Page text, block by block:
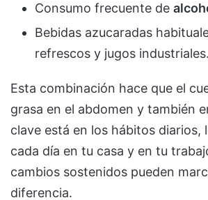
Consumo frecuente de
Bebidas azucaradas
refrescos y jugos industriales.
Esta combinación hace que el
grasa en el abdomen y también
clave está en los hábitos diarios,
cada día en tu casa y en tu
cambios sostenidos pueden
diferencia.